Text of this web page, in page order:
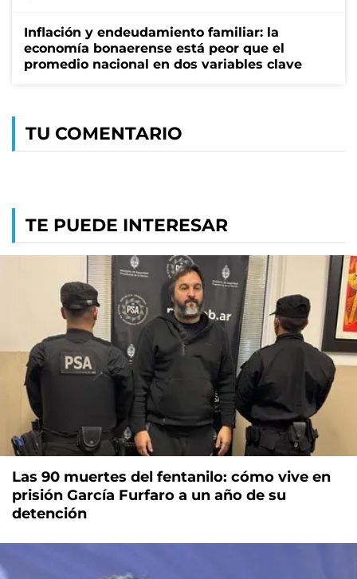
Inflación y endeudamiento familiar: la
economía bonaerense está peor que el
promedio nacional en dos variables clave
TU COMENTARIO
TE PUEDE INTERESAR
Las 90 muertes del fentanilo: cómo vive en
prisión García Furfaro a un año de su
detención